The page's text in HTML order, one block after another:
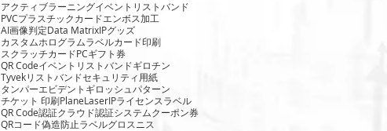
アクティブラーニングイベントリストバンド
PVCプラスチックカードエンボス加工
AI画像判定Data MatrixIPグッズ
カスタムホログラムラベルカード印刷
スクラッチカードPCギフト券
QR Codeイベントリストバンドギロチン
Tyvekリストバンドセキュリティ用紙
タンパーエビデント ギロッシュパターン
チケット 印刷PlaneLaserIPライセンスラベル
QR Code認証クラウド認証システムクーポン券
QRコード偽造防止ラベルグロスニス